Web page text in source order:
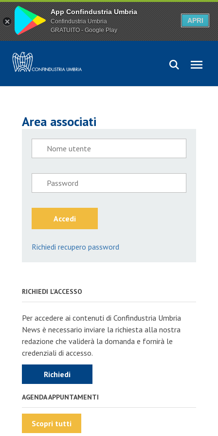
Area associati
Accedi
Richiedi recupero password
RICHIEDI L'ACCESSO
Per accedere ai contenuti di Confindustria Umbria
News è necessario inviare la richiesta alla nostra
redazione che validerà la domanda e fornirà le
credenziali di accesso.
Richiedi
AGENDA APPUNTAMENTI
Scopri tutti
App Confindustria Umbria
Confindustria Umbria
GRATUITO - Google Play
APRI